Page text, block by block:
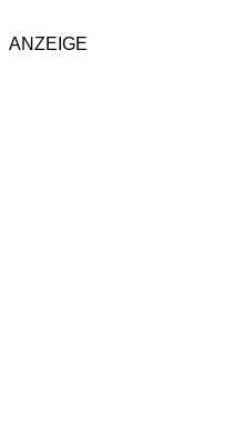
ANZEIGE